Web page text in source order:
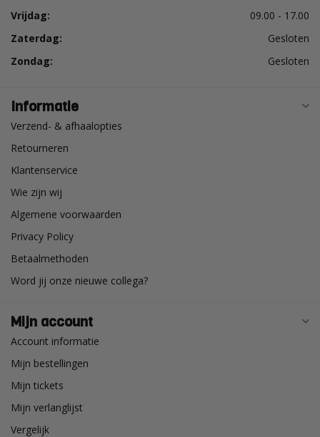
Vrijdag:
09.00 - 17.00
Zaterdag:
Gesloten
Zondag:
Gesloten
Informatie
Verzend- & afhaalopties
Retourneren
Klantenservice
Wie zijn wij
Algemene voorwaarden
Privacy Policy
Betaalmethoden
Word jij onze nieuwe collega?
Mijn account
Account informatie
Mijn bestellingen
Mijn tickets
Mijn verlanglijst
Vergelijk